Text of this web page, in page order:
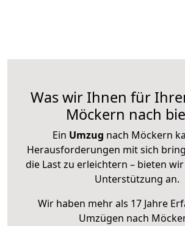
Was wir Ihnen für
Möckern nach
Ein Umzug nach Möckern
Herausforderungen mit sich
die Last zu erleichtern – bieten
Unterstützung an.
Wir haben mehr als 17 Jahre
Umzügen nach